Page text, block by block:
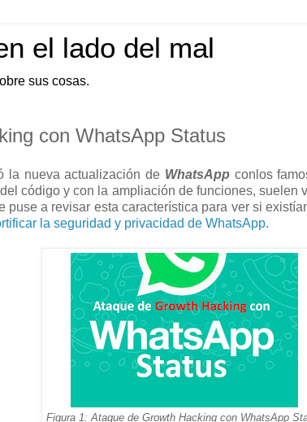
el lado del mal
sus cosas.
con WhatsApp Status
la nueva actualización de WhatsAppconlos
código y con la ampliación de funciones, suelen
puse a revisar esta característica para ver si
la seguridad y privacidad de WhatsApp.
Figura 1: Ataque de Growth Hacking con WhatsApp